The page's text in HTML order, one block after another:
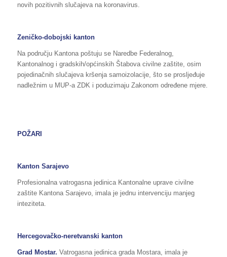
novih pozitivnih slučajeva na koronavirus.
Zeničko-dobojski kanton
Na području Kantona poštuju se Naredbe Federalnog,
Kantonalnog i gradskih/općinskih Štabova civilne zaštite, osim
pojedinačnih slučajeva kršenja samoizolacije, što se prosljeđuje
nadležnim u MUP-a ZDK i poduzimaju Zakonom određene mjere.
POŽARI
Kanton Sarajevo
Profesionalna vatrogasna jedinica Kantonalne uprave civilne
zaštite Kantona Sarajevo, imala je jednu intervenciju manjeg
inteziteta.
Hercegovačko-neretvanski kanton
Grad Mostar. Vatrogasna jedinica grada Mostara, imala je